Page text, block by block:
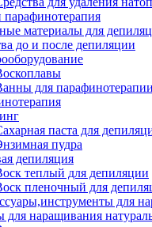
материалы для
до и после депиляции
для парафинотерапии
паста для
пудра
депиляция
теплый для депиляции
пленочный для
для
для наращивания